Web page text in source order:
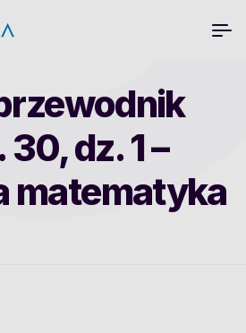
dz. 1 –
matematyka